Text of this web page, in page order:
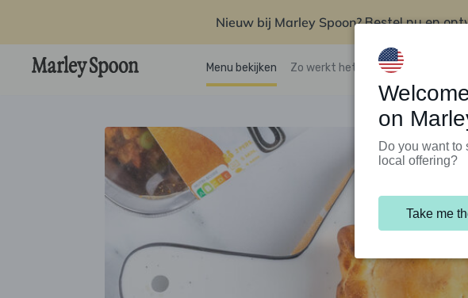
Nieuw bij Marley Spoon?Bestel nu en
Menu bekijken Zo werkt het Klantenservice
on
Do you want to
local offering?
Take me